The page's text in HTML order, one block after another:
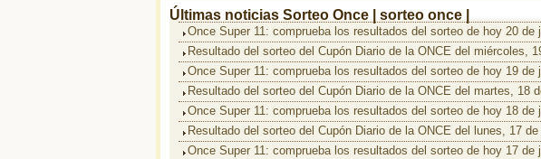
Últimas noticias Sorteo Once | sorteo once |
Once Super 11: comprueba los resultados del sorteo de hoy 20 de
Resultado del sorteo del Cupón Diario de la ONCE del miércoles,
Once Super 11: comprueba los resultados del sorteo de hoy 19 de
Resultado del sorteo del Cupón Diario de la ONCE del martes, 18
Once Super 11: comprueba los resultados del sorteo de hoy 18 de
Resultado del sorteo del Cupón Diario de la ONCE del lunes, 17
Once Super 11: comprueba los resultados del sorteo de hoy 17 de